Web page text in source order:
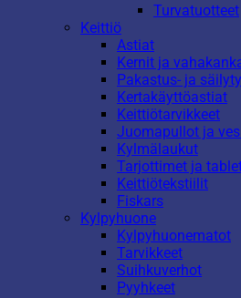
Turvatuotteet
Keittiö
Astiat
Kernit ja
Pakastus- ja
Kertakäyttöastiat
Keittiötarvikkeet
Juomapullot ja
Kylmälaukut
Tarjottimet ja
Keittiötekstiilit
Fiskars
Kylpyhuone
Kylpyhuonematot
Tarvikkeet
Suihkuverhot
Pyyhkeet